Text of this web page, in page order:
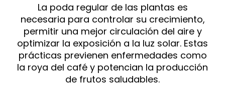
La poda regular de las plantas es
necesaria para controlar su crecimiento,
permitir una mejor circulación del aire y
optimizar la exposición a la luz solar. Estas
prácticas previenen enfermedades como
la roya del café y potencian la producción
de frutos saludables.